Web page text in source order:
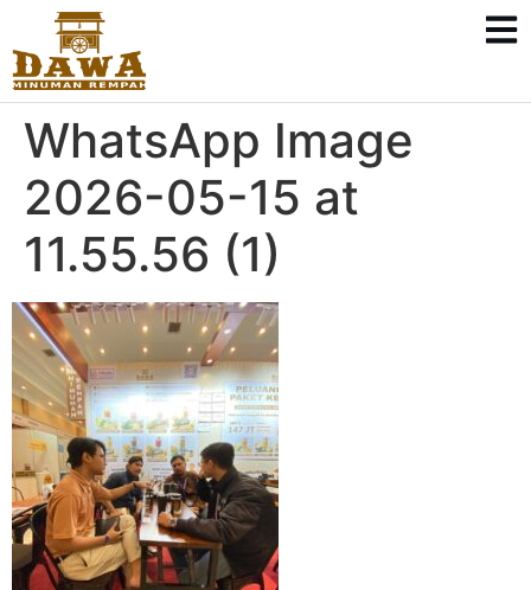
WhatsApp Image
2026-05-15 at
11.55.56 (1)